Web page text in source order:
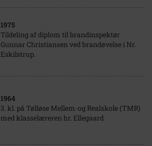
1975
Tildeling af diplom til brandinspektør
Gunnar Christiansen ved brandøvelse i Nr.
Eskilstrup.
1964
3. kl. på Tølløse Mellem-og Realskole (TMR)
med klasselæreren hr. Ellegaard